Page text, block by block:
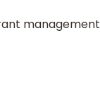
management